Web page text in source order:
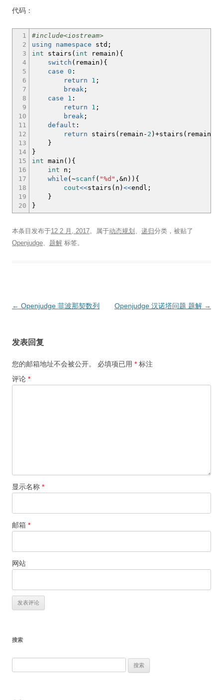
代码：
1
2
3
4
5
6
7
8
9
10
11
12
13
14
15
16
17
18
19
20
#include<iostream>
using
namespace std ;
int stairs ( int remain ) {
switch ( remain ) {
case 0 :
return
1 ;
break ;
case
1 :
return
1 ;
break ;
default :
return stairs ( remain - 2 ) +stairs ( remain
}
}
int main ( ) {
int n ;
while ( ~scanf ( "%d" , &n ) ) {
cout<<stairs ( n ) <<endl ;
}
}
本条目发布于12 2 月, 2017。属于动态规划 、 递归分类，被贴了
Openjudge、 题解 标签。
文
航
← Openjudge 菲波那契数列 Openjudge 汉诺塔问题 题解 →
发表回复
您的邮箱地址不会被公开。 必填项已用 * 标注
评论 *
显示名称 *
邮箱 *
网站
搜索